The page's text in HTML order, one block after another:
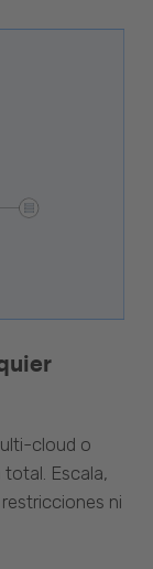
cloud o
Escala,
ni